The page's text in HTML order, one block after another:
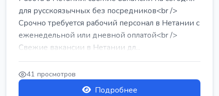
для русскоязычных без посредников<br />
Срочно требуется рабочий персонал в Нетании с
еженедельной или дневной оплатой<br />
Свежие вакансии в Нетании дл...
41 просмотров
Подробнее